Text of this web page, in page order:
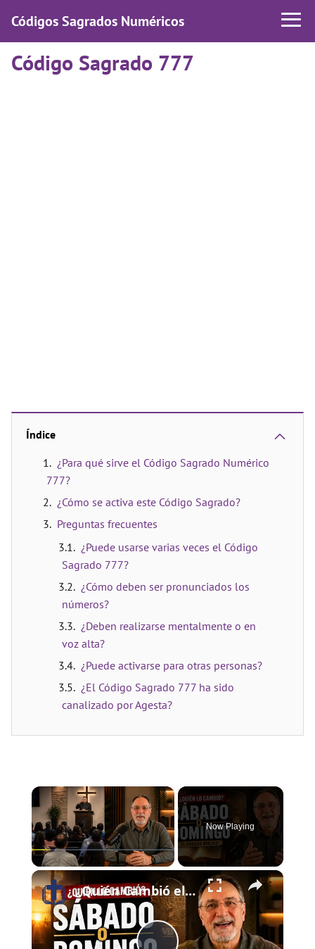
Códigos Sagrados Numéricos
Código Sagrado 777
Índice
¿Para qué sirve el Código Sagrado Numérico
777?
¿Cómo se activa este Código Sagrado?
Preguntas frecuentes
¿Puede usarse varias veces el Código
Sagrado 777?
¿Cómo deben ser pronunciados los
números?
¿Deben realizarse mentalmente o en
voz alta?
¿Puede activarse para otras personas?
¿El Código Sagrado 777 ha sido
canalizado por Agesta?
×
Play Unmute
Now Playing
×
¿Quién Cambió el Sábado al Domingo? | El Sábado Bíblico